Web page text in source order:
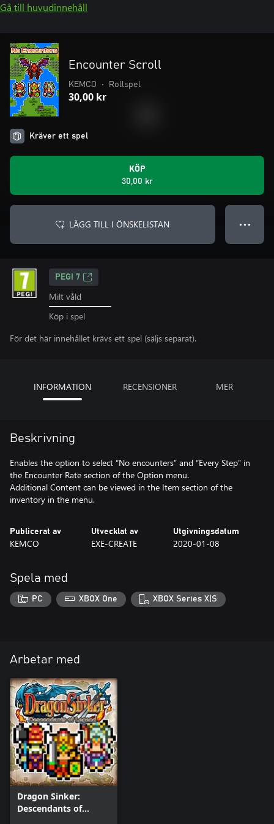
Gå till huvudinnehåll
Encounter Scroll
KEMCO • Rollspel
30,00 kr
Kräver ett spel
KÖP
30,00 kr
LÄGG TILL I ÖNSKELISTAN ● ● ●
PEGI 7
Milt våld
Köp i spel
För det här innehållet krävs ett spel (säljs separat).
INFORMATION RECENSIONER MER
Beskrivning
Enables the option to select “No encounters” and “Every Step” in
the Encounter Rate section of the Option menu.
Additional Content can be viewed in the Item section of the
inventory in the menu.
Publicerat av
KEMCO
Utvecklat av
EXE-CREATE
Utgivningsdatum
2020-01-08
Spela med
PC XBOX One XBOX Series X|S
Arbetar med
Dragon Sinker:
Descendants of